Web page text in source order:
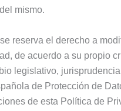
mismo.
reserva el derecho a
de acuerdo a su propio
legislativo,
de Protección de
de esta Política de